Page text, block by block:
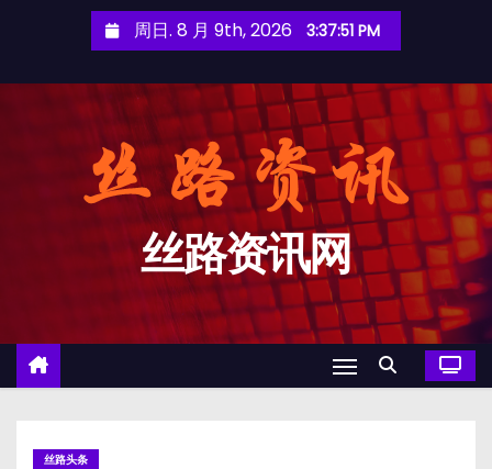
周日. 8 月 9th, 2026 3:37:52 PM
丝路资讯网
丝路头条